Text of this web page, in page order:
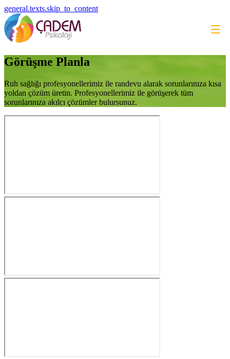
general.texts.skip_to_content
Görüşme Planla
Ruh sağlığı profesyonellerimiz ile randevu alarak sorunlarınıza kısa
yoldan çözüm üretin. Profesyonellerimiz ile görüşerek tüm
sorunlarınıza akılcı çözümler bulursunuz.